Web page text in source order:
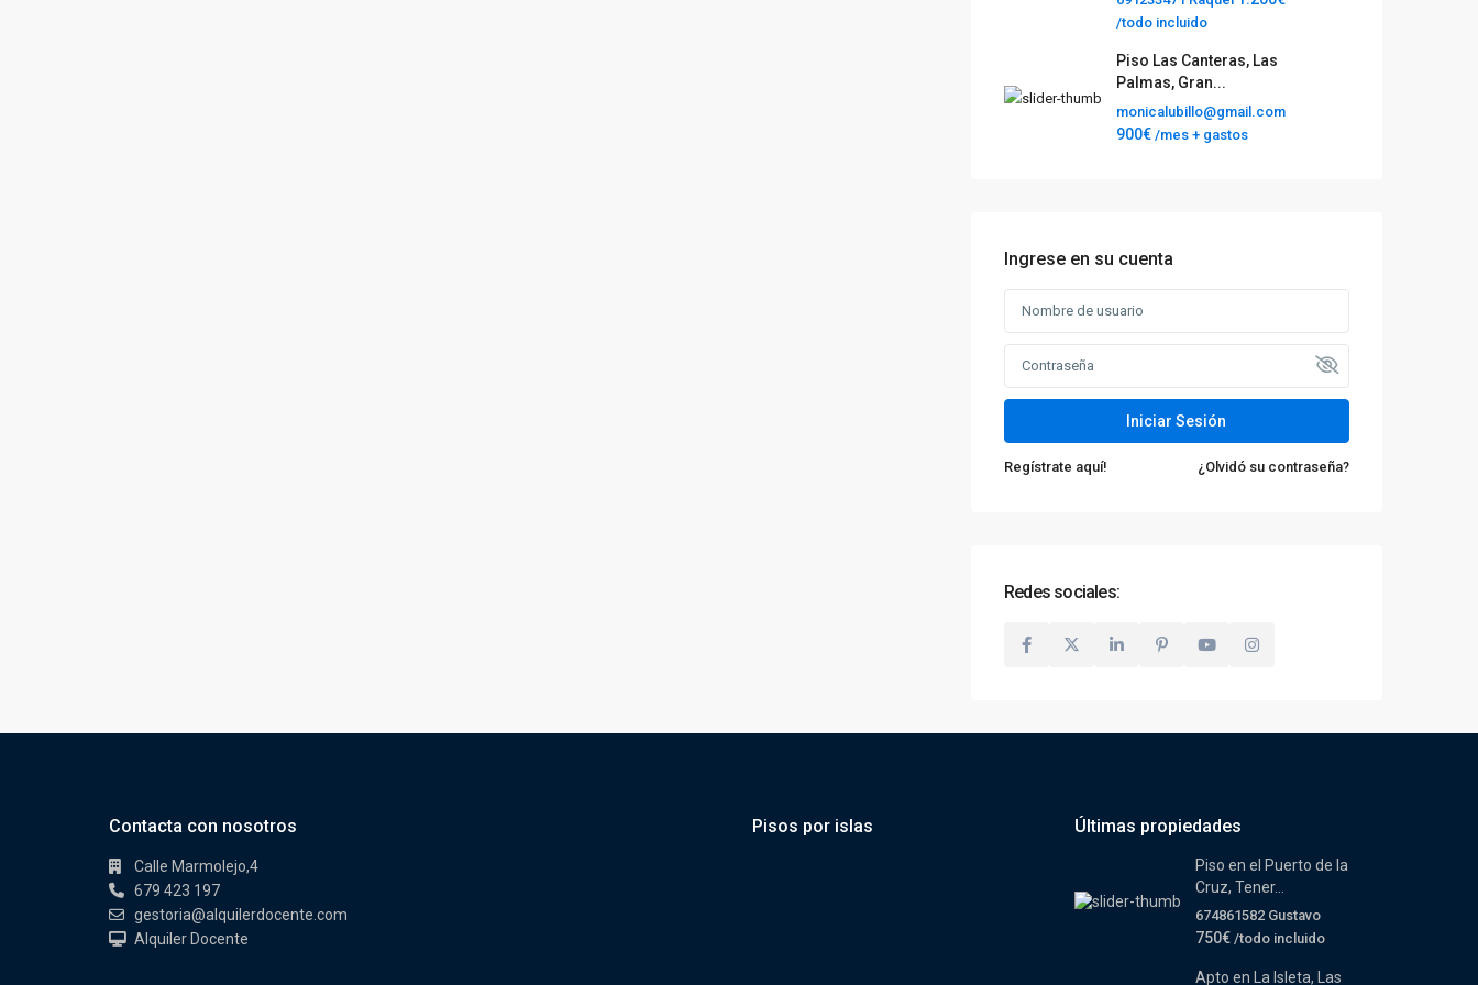
/todo incluido
Piso Las Canteras, Las
Palmas, Gran...
monicalubillo@gmail.com
900€ /mes + gastos
Ingrese en su cuenta
Iniciar Sesión
Regístrate aquí! ¿Olvidó su contraseña?
Redes sociales:
Contacta con nosotros
Calle Marmolejo,4
679 423 197
gestoria@alquilerdocente.com
Alquiler Docente
Pisos por islas Últimas propiedades
Piso en el Puerto de la
Cruz, Tener...
674861582 Gustavo
750€ /todo incluido
Apto en La Isleta, Las